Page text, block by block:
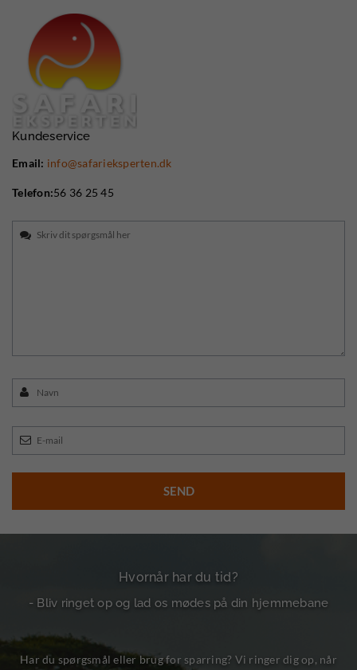
Kundeservice
Email: info@safarieksperten.dk
Telefon:56 36 25 45
Hvornår har du tid?
- Bliv ringet op og lad os mødes på din hjemmebane
Har du spørgsmål eller brug for sparring? Vi ringer dig op, når